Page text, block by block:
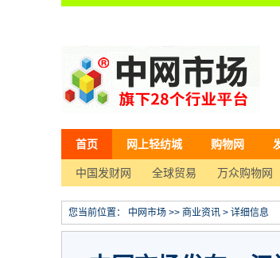
首页 网上轻纺城 购物网
中国发财网 全球贸易 万众购物网
您当前位置： 中网市场 >> 商业资讯 > 详细信息